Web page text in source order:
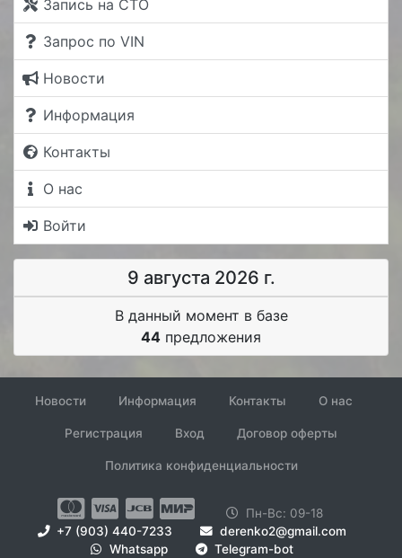
Запись на СТО
Запрос по VIN
Новости
Информация
Контакты
О нас
Войти
9 августа 2026 г.
В данный момент в базе
44 предложения
Новости Информация Контакты О нас
Регистрация Вход Договор оферты
Политика конфиденциальности
Пн-Вс: 09-18
+7 (903) 440-7233
derenko2@gmail.com
Whatsapp
Telegram-bot